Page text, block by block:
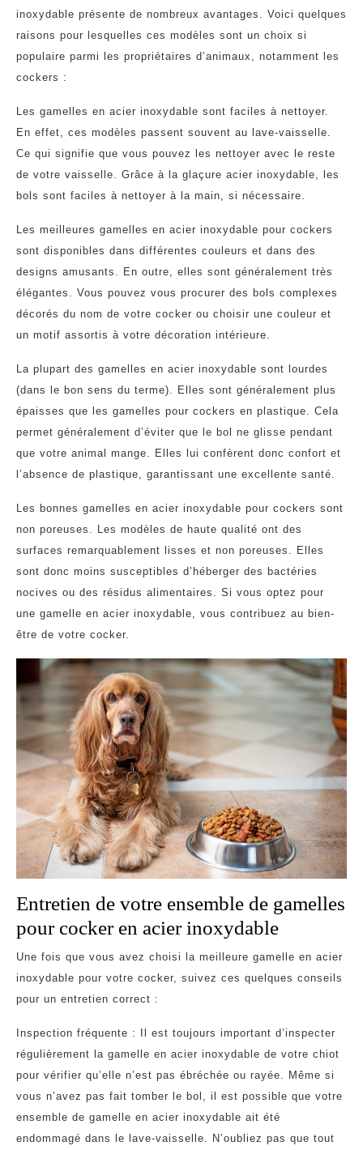
inoxydable présente de nombreux avantages. Voici quelques
raisons pour lesquelles ces modèles sont un choix si
populaire parmi les propriétaires d’animaux, notamment les
cockers :
Les gamelles en acier inoxydable sont faciles à nettoyer.
En effet, ces modèles passent souvent au lave-vaisselle.
Ce qui signifie que vous pouvez les nettoyer avec le reste
de votre vaisselle. Grâce à la glaçure acier inoxydable, les
bols sont faciles à nettoyer à la main, si nécessaire.
Les meilleures gamelles en acier inoxydable pour cockers
sont disponibles dans différentes couleurs et dans des
designs amusants. En outre, elles sont généralement très
élégantes. Vous pouvez vous procurer des bols complexes
décorés du nom de votre cocker ou choisir une couleur et
un motif assortis à votre décoration intérieure.
La plupart des gamelles en acier inoxydable sont lourdes
(dans le bon sens du terme). Elles sont généralement plus
épaisses que les gamelles pour cockers en plastique. Cela
permet généralement d’éviter que le bol ne glisse pendant
que votre animal mange. Elles lui confèrent donc confort et
l’absence de plastique, garantissant une excellente santé.
Les bonnes gamelles en acier inoxydable pour cockers sont
non poreuses. Les modèles de haute qualité ont des
surfaces remarquablement lisses et non poreuses. Elles
sont donc moins susceptibles d’héberger des bactéries
nocives ou des résidus alimentaires. Si vous optez pour
une gamelle en acier inoxydable, vous contribuez au bien-
être de votre cocker.
Entretien de votre ensemble de gamelles
pour cocker en acier inoxydable
Une fois que vous avez choisi la meilleure gamelle en acier
inoxydable pour votre cocker, suivez ces quelques conseils
pour un entretien correct :
Inspection fréquente : Il est toujours important d’inspecter
régulièrement la gamelle en acier inoxydable de votre chiot
pour vérifier qu’elle n’est pas ébréchée ou rayée. Même si
vous n’avez pas fait tomber le bol, il est possible que votre
ensemble de gamelle en acier inoxydable ait été
endommagé dans le lave-vaisselle. N’oubliez pas que tout